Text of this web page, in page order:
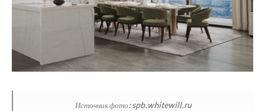
Источник фото: spb.whitewill.ru